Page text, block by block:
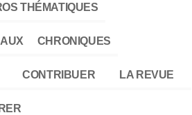
THÉMATIQUES
CHRONIQUES
CONTRIBUER LA REVUE